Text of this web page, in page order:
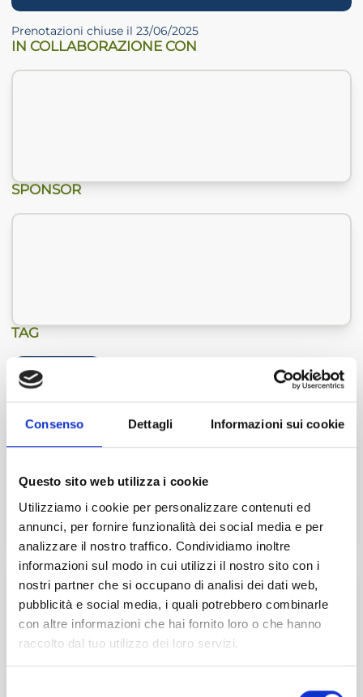
Consenso Dettagli Informazioni sui cookie
Questo sito web utilizza i cookie
Utilizziamo i cookie per personalizzare contenuti ed
annunci, per fornire funzionalità dei social media e per
analizzare il nostro traffico. Condividiamo inoltre
informazioni sul modo in cui utilizzi il nostro sito con i
nostri partner che si occupano di analisi dei dati web,
pubblicità e social media, i quali potrebbero combinarle
con altre informazioni che hai fornito loro o che hanno
raccolto dal tuo utilizzo dei loro servizi.
Prenotazioni chiuse il 23/06/2025
IN COLLABORAZIONE CON
SPONSOR
TAG
SEMINARIO
EVENTI CORRELATI
27 Ott 2026
Online
COLLEGI SINDACALI: IL VALORE DELLA
VERBALIZZAZIONE